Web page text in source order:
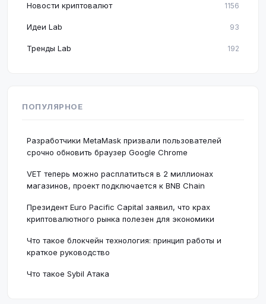
Новости криптовалют 1156
Идеи Lab 93
Тренды Lab 192
ПОПУЛЯРНОЕ
Разработчики MetaMask призвали пользователей
срочно обновить браузер Google Chrome
VET теперь можно расплатиться в 2 миллионах
магазинов, проект подключается к BNB Chain
Президент Euro Pacific Capital заявил, что крах
криптовалютного рынка полезен для экономики
Что такое блокчейн технология: принцип работы и
краткое руководство
Что такое Sybil Атака